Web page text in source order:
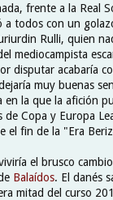
frente a la Real
a todos con un
Rulli, quien
mediocampista
disputar acabaría
muy buenas
en la que la afición
de Copa y Europa
el fin de la "Era
el brusco
Balaídos. El danés
mitad del curso